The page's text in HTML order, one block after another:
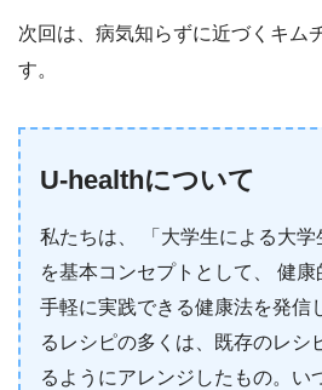
次回は、病気知らずに近づくキム
す。
U-healthについて
私たちは、 「大学生による大学
を基本コンセプトとして、 健
手軽に実践できる健康法を発信
るレシピの多くは、既存のレシ
るようにアレンジしたもの。い